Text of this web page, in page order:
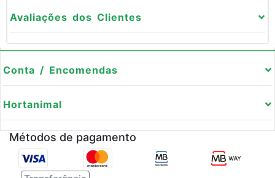
Avaliações dos Clientes
Conta / Encomendas
Hortanimal
Métodos de pagamento